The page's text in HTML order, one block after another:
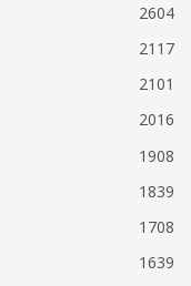
2604
2117
2101
2016
1908
1839
1708
1639